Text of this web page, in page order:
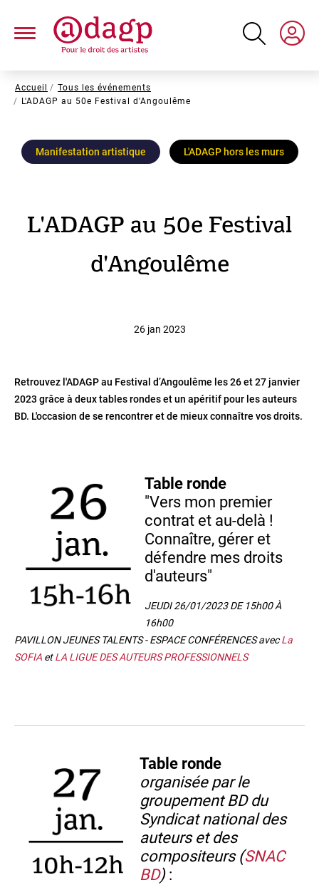
contenu
Fil
d'Ariane
Accueil
Tous les événements
L'ADAGP au 50e Festival d'Angoulême
Manifestation artistique L'ADAGP hors les murs
L'ADAGP au 50e Festival
d'Angoulême
26 jan 2023
Retrouvez l'ADAGP au Festival d’Angoulême les 26 et 27 janvier
2023 grâce à deux tables rondes et un apéritif pour les auteurs
BD. L'occasion de se rencontrer et de mieux connaître vos droits.
Table ronde
"Vers mon premier
contrat et au-delà !
Connaître, gérer et
défendre mes droits
d'auteurs"
JEUDI 26/01/2023 DE 15h00 À
16h00
PAVILLON JEUNES TALENTS - ESPACE CONFÉRENCES avecLa
SOFIA etLA LIGUE DES AUTEURS PROFESSIONNELS
Table ronde
organisée par le
groupement BD du
Syndicat national des
auteurs et des
compositeurs (SNAC
BD):